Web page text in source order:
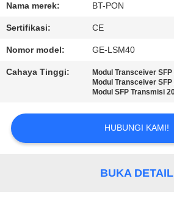
PRIVACY
Nama merek: BT-PON
Sertifikasi: CE
Nomor model: GE-LSM40
Cahaya Tinggi: Modul Transceiver
Modul Transceiver SFP
Modul SFP Transmisi
HUBUNGI KAMI!
BUKA DETAIL